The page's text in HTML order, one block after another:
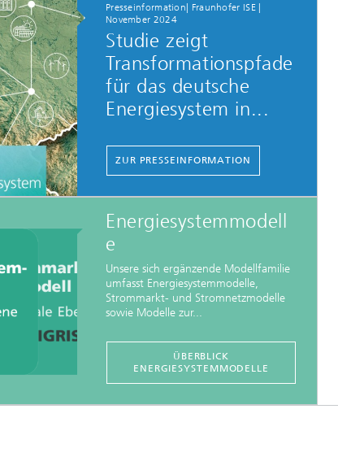
Presseinformation| Fraunhofer ISE |
November 2024
Studie zeigt
Transformationspfade
für das deutsche
Energiesystem in...
ZUR PRESSEINFORMATION
Energiesystemmodell
e
Unsere sich ergänzende Modellfamilie
umfasst Energiesystemmodelle,
Strommarkt- und Stromnetzmodelle
sowie Modelle zur...
ÜBERBLICK
ENERGIESYSTEMMODELLE